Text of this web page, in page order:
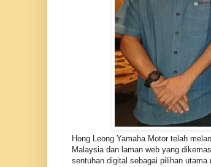
Hong Leong Yamaha Motor telah
Malaysia dan laman web yang
sentuhan digital sebagai pilihan